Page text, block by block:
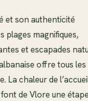
et son authenticité
plages magnifiques,
et escapades
offre tous les
La chaleur de
de Vlore une